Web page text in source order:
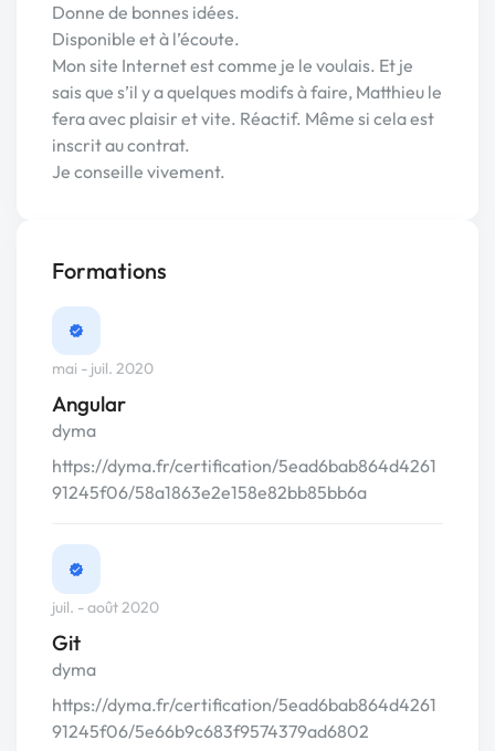
Donne de bonnes idées.
Disponible et à l’écoute.
Mon site Internet est comme je le voulais. Et je
sais que s’il y a quelques modifs à faire, Matthieu le
fera avec plaisir et vite. Réactif. Même si cela est
inscrit au contrat.
Je conseille vivement.
Formations
mai - juil. 2020
Angular
dyma
https://dyma.fr/certification/5ead6bab864d4261
91245f06/58a1863e2e158e82bb85bb6a
juil. - août 2020
Git
dyma
https://dyma.fr/certification/5ead6bab864d4261
91245f06/5e66b9c683f9574379ad6802